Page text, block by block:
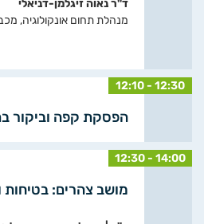
ד"ר נאוה זיגלמן-דניאלי
מנהלת תחום אונקולוגיה,
12:10 - 12:30
הפסקת קפה וביקור
12:30 - 14:00
מושב צהרים: בטיחות